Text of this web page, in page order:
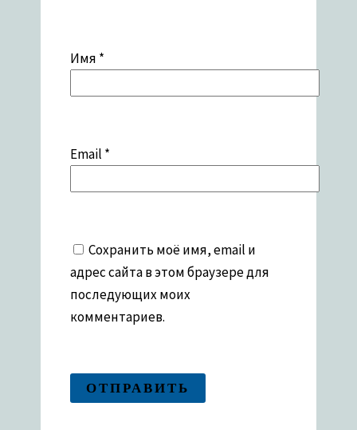
Имя *
Email *
Сохранить моё имя, email и
адрес сайта в этом браузере для
последующих моих
комментариев.